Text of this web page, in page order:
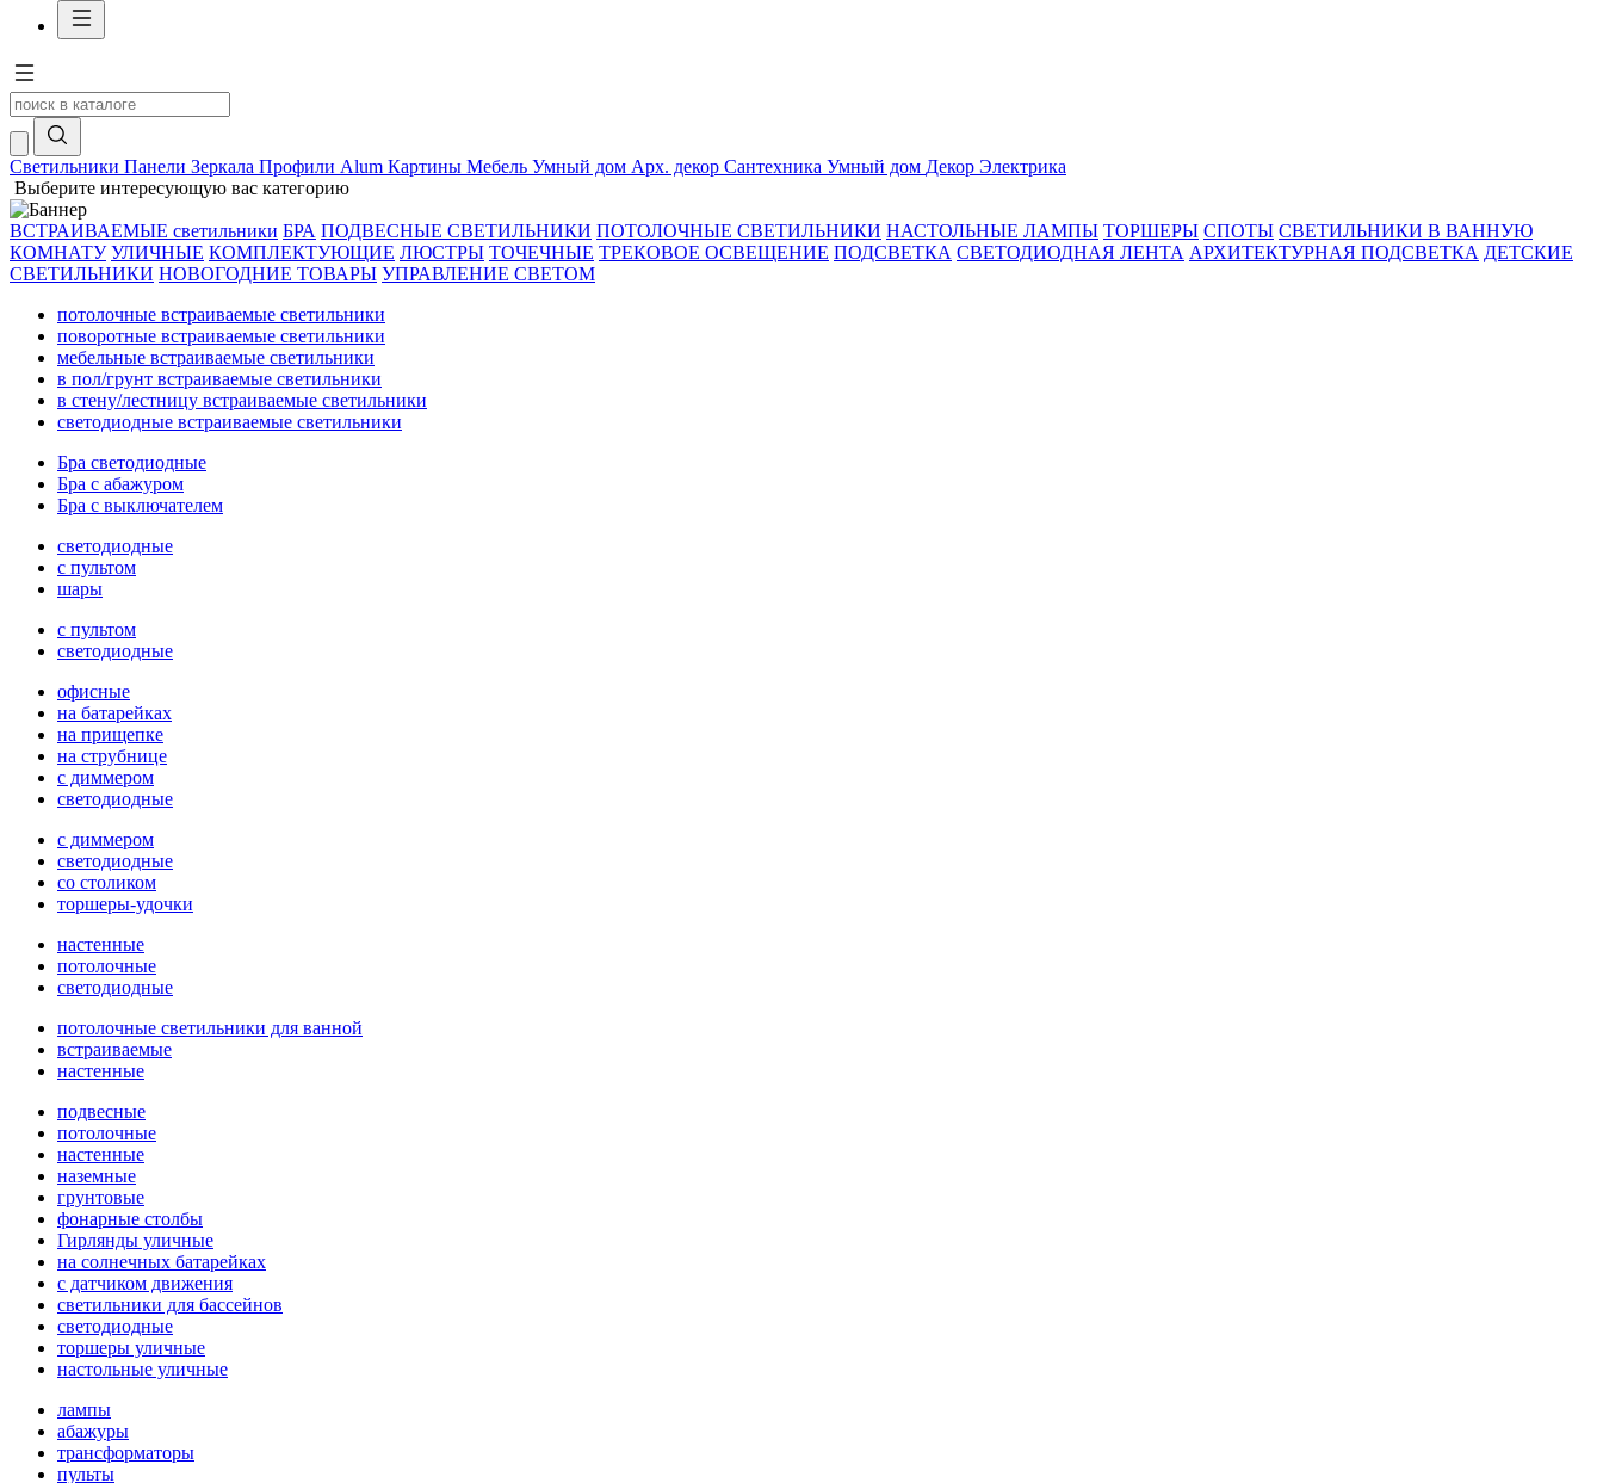
Светильники Панели Зеркала Профили Alum Картины Мебель Умный дом Арх. декор Сантехника Умный дом Декор Электрика
Выберите интересующую вас категорию
ВСТРАИВАЕМЫЕ светильники БРА ПОДВЕСНЫЕ СВЕТИЛЬНИКИ ПОТОЛОЧНЫЕ СВЕТИЛЬНИКИ НАСТОЛЬНЫЕ ЛАМПЫ ТОРШЕРЫ СПОТЫ СВЕТИЛЬНИКИ В ВАННУЮ
КОМНАТУ УЛИЧНЫЕ КОМПЛЕКТУЮЩИЕ ЛЮСТРЫ ТОЧЕЧНЫЕ ТРЕКОВОЕ ОСВЕЩЕНИЕ ПОДСВЕТКА СВЕТОДИОДНАЯ ЛЕНТА АРХИТЕКТУРНАЯ ПОДСВЕТКА ДЕТСКИЕ
СВЕТИЛЬНИКИ НОВОГОДНИЕ ТОВАРЫ УПРАВЛЕНИЕ СВЕТОМ
потолочные встраиваемые светильники
поворотные встраиваемые светильники
мебельные встраиваемые светильники
в пол/грунт встраиваемые светильники
в стену/лестницу встраиваемые светильники
светодиодные встраиваемые светильники
Бра светодиодные
Бра с абажуром
Бра с выключателем
светодиодные
с пультом
шары
с пультом
светодиодные
офисные
на батарейках
на прищепке
на струбнице
с диммером
светодиодные
с диммером
светодиодные
со столиком
торшеры-удочки
настенные
потолочные
светодиодные
потолочные светильники для ванной
встраиваемые
настенные
подвесные
потолочные
настенные
наземные
грунтовые
фонарные столбы
Гирлянды уличные
на солнечных батарейках
с датчиком движения
светильники для бассейнов
светодиодные
торшеры уличные
настольные уличные
лампы
абажуры
трансформаторы
пульты